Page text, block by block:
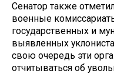
Сенатор также
военные
государственных и
выявленных
свою очередь эти
отчитываться об